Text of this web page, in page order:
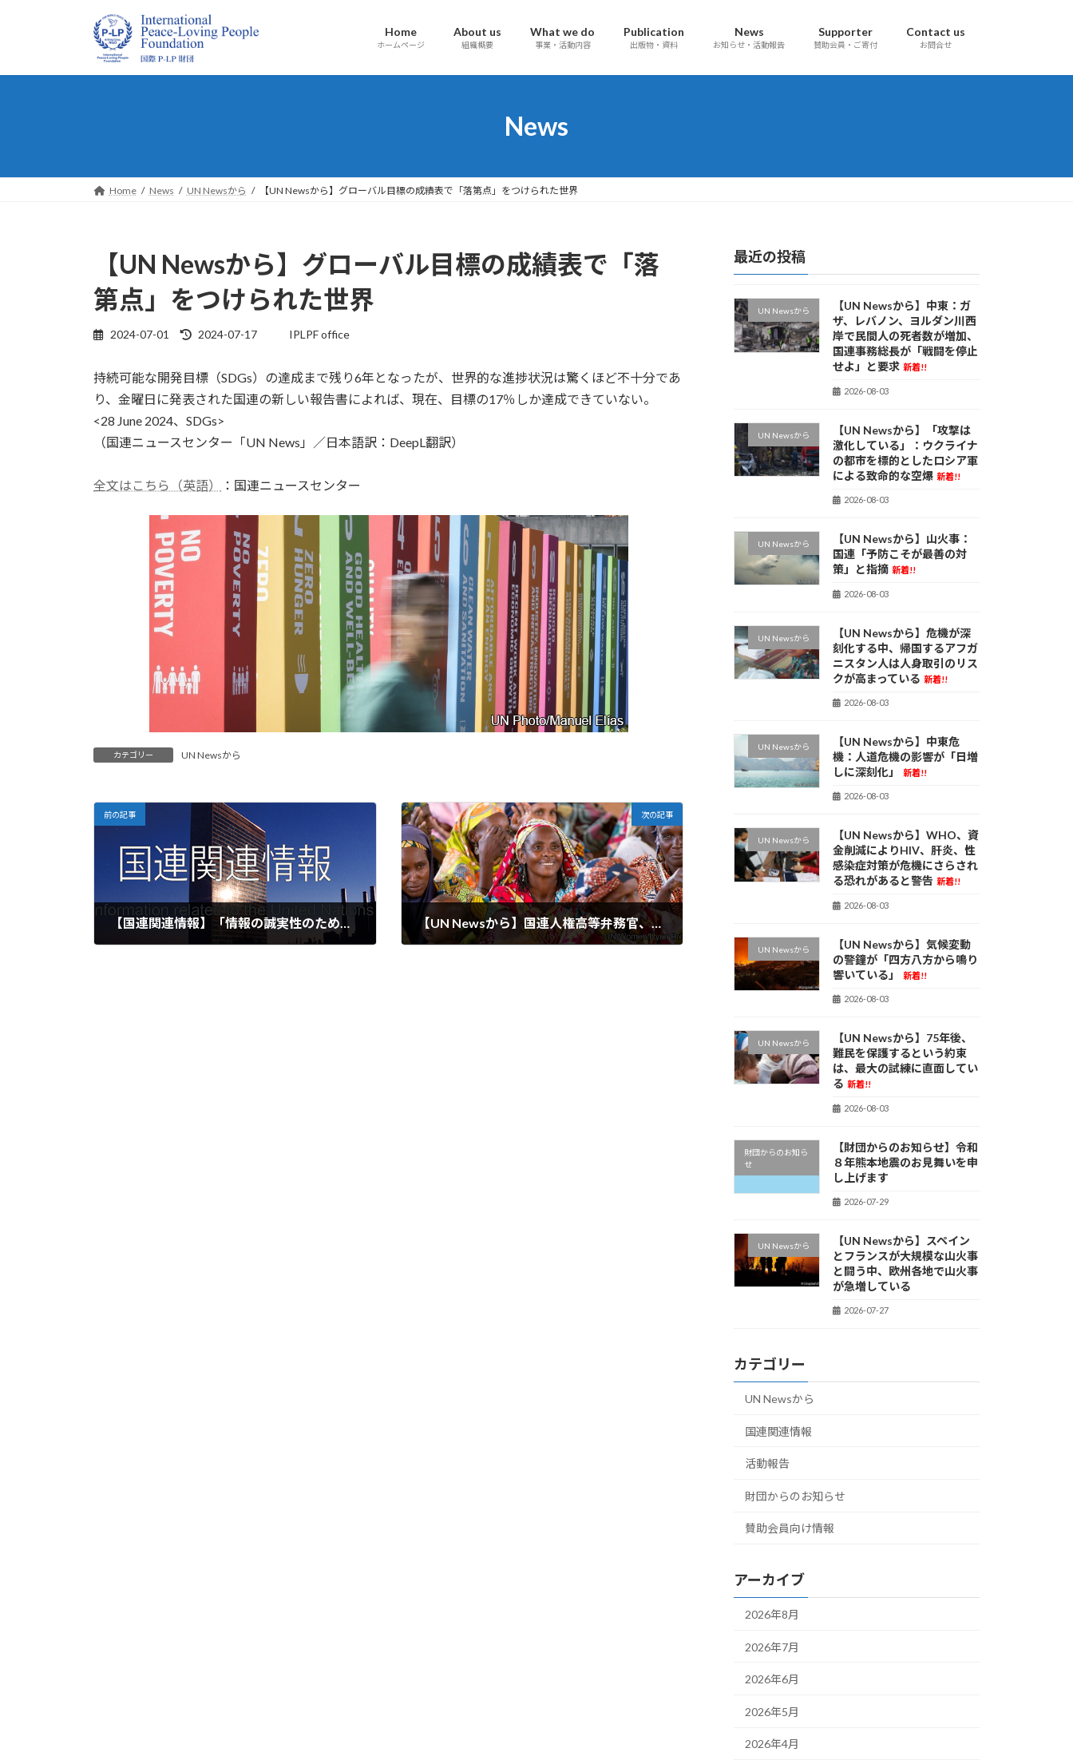
プ
動
Home
ホームページ
About us
組織概要
What we do
事業・活動内容
Publication
出版物・資料
News
お知らせ・活動報告
Supporter
賛助会員・ご寄付
Contact us
お問合せ
News
Home News UN Newsから 【UN Newsから】グローバル目標の成績表で「落第点」をつけられた世界
【UN Newsから】グローバル目標の成績表で「落
第点」をつけられた世界
2024-07-01
最
新
日
:
2024-07-17 IPLPF office
持続可能な開発目標（SDGs）の達成まで残り6年となったが、世界的な進捗状況は驚くほど不十分であ
り、金曜日に発表された国連の新しい報告書によれば、現在、目標の17％しか達成できていない。
<28 June 2024、SDGs>
（国連ニュースセンター「UN News」／日本語訳：DeepL翻訳）
全文はこちら（英語） ：国連ニュースセンター
カテゴリー UN Newsから
前の記事
【国連関連情報】「情報の誠実性のための国連グローバル原則」発表記者会見におけるアントニオ・グテーレス国連事務総長発言（ニューヨーク、2024年6月24日）
次の記事
【UN Newsから】国連人権高等弁務官、女性と女児に対する「経済的暴力」に待ったをかける
最近の投稿
UN Newsから
【UN Newsから】中東：ガ
ザ、レバノン、ヨルダン川西
岸で民間人の死者数が増加、
国連事務総長が「戦闘を停止
せよ」と要求 新着!!
2026-08-03
UN Newsから
【UN Newsから】「攻撃は
激化している」：ウクライナ
の都市を標的としたロシア軍
による致命的な空爆 新着!!
2026-08-03
UN Newsから
【UN Newsから】山火事：
国連「予防こそが最善の対
策」と指摘 新着!!
2026-08-03
UN Newsから
【UN Newsから】危機が深
刻化する中、帰国するアフガ
ニスタン人は人身取引のリス
クが高まっている 新着!!
2026-08-03
UN Newsから
【UN Newsから】中東危
機：人道危機の影響が「日増
しに深刻化」
新着!!
2026-08-03
UN Newsから
【UN Newsから】WHO、資
金削減によりHIV、肝炎、性
感染症対策が危機にさらされ
る恐れがあると警告 新着!!
2026-08-03
UN Newsから
【UN Newsから】気候変動
の警鐘が「四方八方から鳴り
響いている」
新着!!
2026-08-03
UN Newsから
【UN Newsから】75年後、
難民を保護するという約束
は、最大の試練に直面してい
る 新着!!
2026-08-03
財団からのお知ら
せ
【財団からのお知らせ】令和
８年熊本地震のお見舞いを申
し上げます
2026-07-29
UN Newsから
【UN Newsから】スペイン
とフランスが大規模な山火事
と闘う中、欧州各地で山火事
が急増している
2026-07-27
カテゴリー
UN Newsから
国連関連情報
活動報告
財団からのお知らせ
賛助会員向け情報
アーカイブ
2026年8月
2026年7月
2026年6月
2026年5月
2026年4月